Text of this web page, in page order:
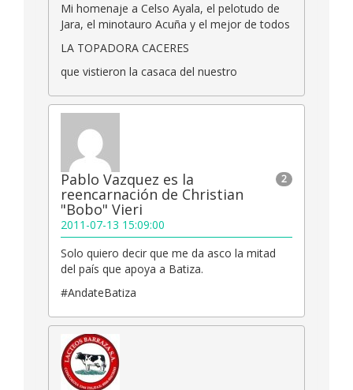
Mi homenaje a Celso Ayala, el pelotudo de
Jara, el minotauro Acuña y el mejor de todos
LA TOPADORA CACERES
que vistieron la casaca del nuestro
2
Pablo Vazquez es la
reencarnación de Christian
"Bobo" Vieri
2011-07-13 15:09:00
Solo quiero decir que me da asco la mitad
del país que apoya a Batiza.
#AndateBatiza